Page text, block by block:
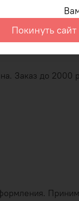
Заказ до
Покинуть сайт